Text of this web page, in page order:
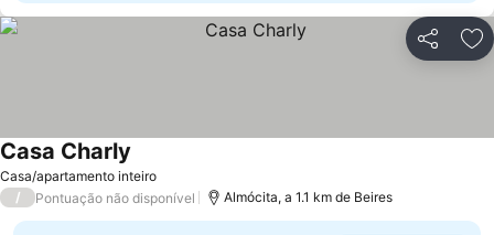
Partilhar
Casa/apartamento inteiro
Casa Charly
/ Pontuação não disponível Almócita, a 1.1 km de Beires